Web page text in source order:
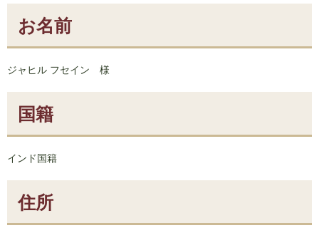
お名前
ジャヒル フセイン 様
国籍
インド国籍
住所